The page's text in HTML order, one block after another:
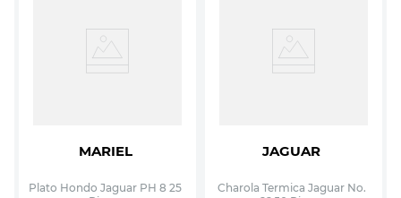
MARIEL
Plato Hondo Jaguar PH 8 25
JAGUAR
Charola Termica Jaguar No.